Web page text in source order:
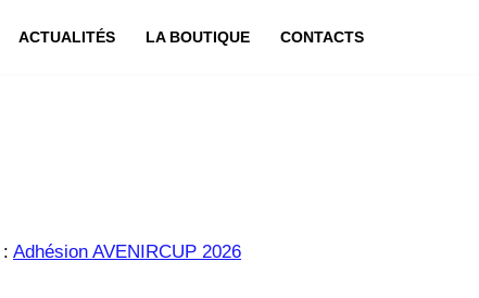
ACTUALITÉS LA BOUTIQUE CONTACTS
Adhésion AVENIRCUP 2026